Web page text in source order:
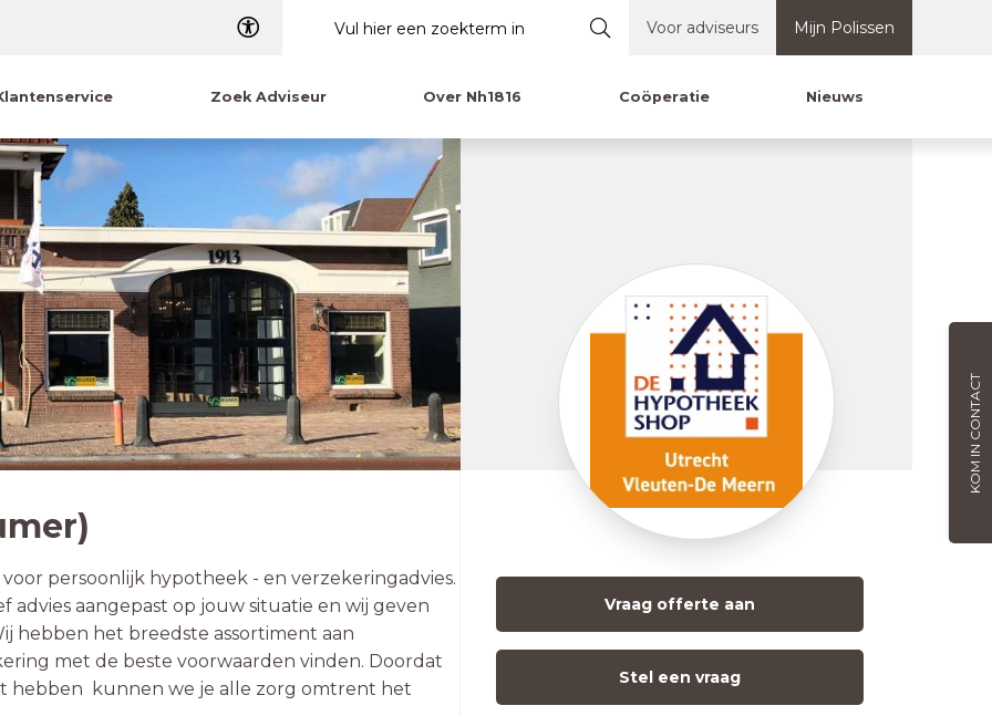
Dyslexie Voor adviseurs Mijn Polissen
Zoek Adviseur Over Nh1816 Coöperatie Nieuws
KOM IN CONTACT
persoonlijk hypotheek - en verzekeringadvies.
aangepast op jouw situatie en wij geven
hebben het breedste assortiment aan
met de beste voorwaarden vinden. Doordat
hebben kunnen we je alle zorg omtrent het
Vraag offerte aan
Stel een vraag